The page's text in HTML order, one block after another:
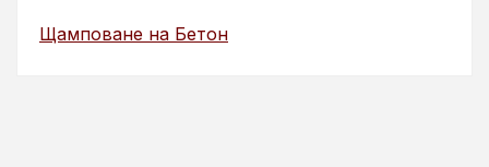
Щамповане на Бетон